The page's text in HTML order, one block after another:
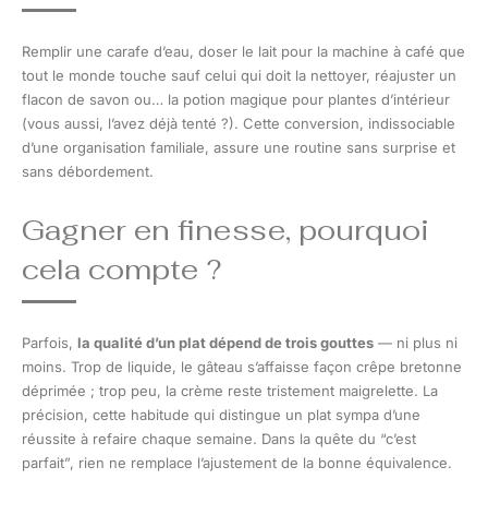
Remplir une carafe d’eau, doser le lait pour la machine à café que
tout le monde touche sauf celui qui doit la nettoyer, réajuster un
flacon de savon ou… la potion magique pour plantes d’intérieur
(vous aussi, l’avez déjà tenté ?). Cette conversion, indissociable
d’une organisation familiale, assure une routine sans surprise et
sans débordement.
Gagner en finesse, pourquoi
cela compte ?
Parfois, la qualité d’un plat dépend de trois gouttes — ni plus ni
moins. Trop de liquide, le gâteau s’affaisse façon crêpe bretonne
déprimée ; trop peu, la crème reste tristement maigrelette. La
précision, cette habitude qui distingue un plat sympa d’une
réussite à refaire chaque semaine. Dans la quête du “c’est
parfait”, rien ne remplace l’ajustement de la bonne équivalence.